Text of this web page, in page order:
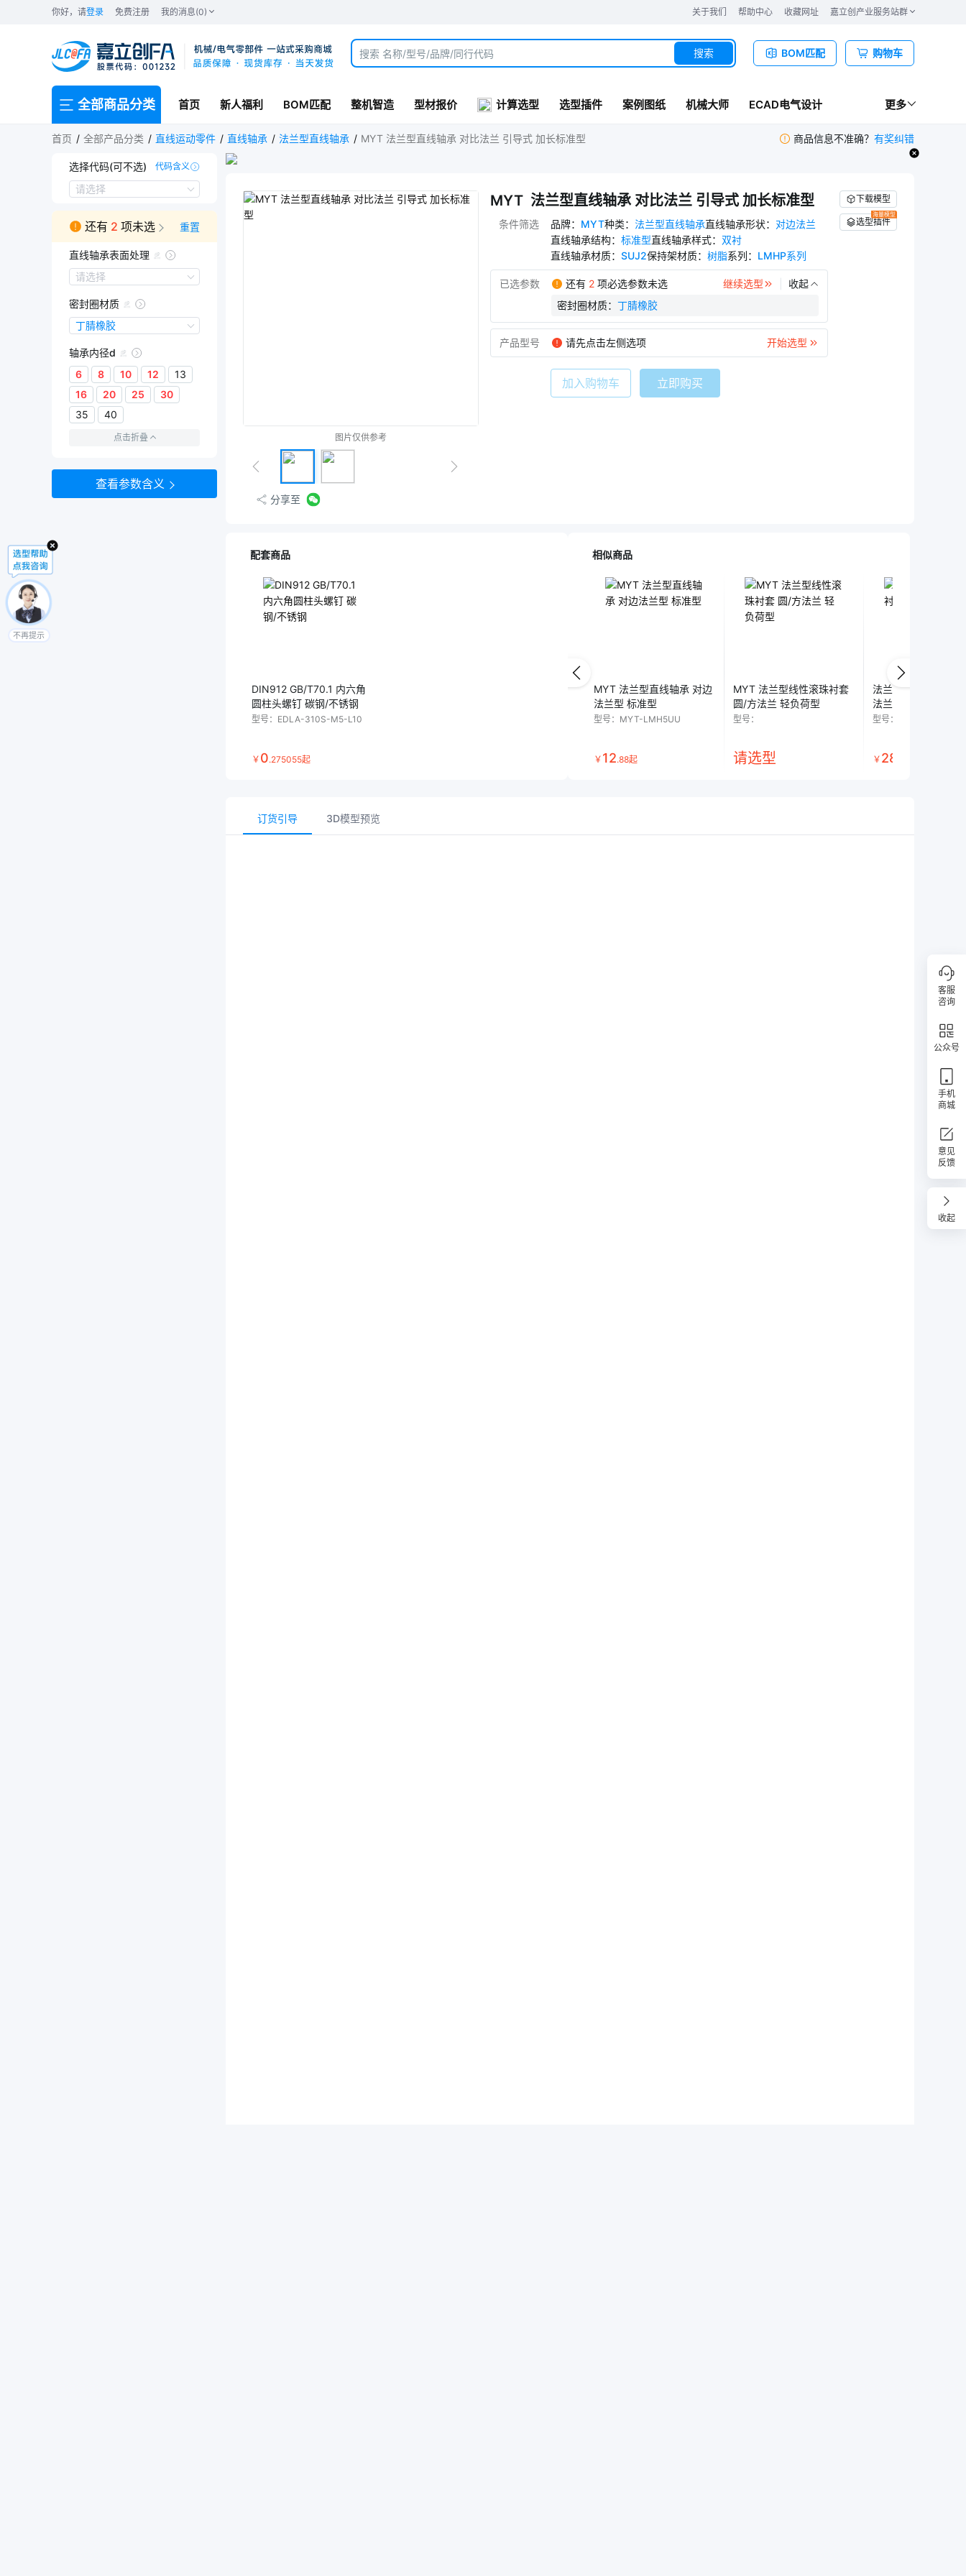
你好，请登录 免费注册 我的消息(0) 关于我们 帮助中心 收藏网址 嘉立创产业服务站群
BOM匹配 购物车
搜索
全部商品分类 首页 新人福利 BOM匹配 整机智造 型材报价 计算选型 选型插件 案例图纸 机械大师 ECAD电气设计 更多
首页 全部产品分类 直线运动零件 直线轴承 法兰型直线轴承 MYT 法兰型直线轴承 对比法兰 引导式 加长标准型 商品信息不准确？ 有奖纠错
选择代码(可不选) 代码含义
MYT-LMHP6LUU MYT-LMHP8LUU MYT-LMHP10LUUMYT-LMHP12LUUMYT-LMHP13LUU MYT-LMHP35LUU
请选择
还有 2 项未选 重置
直线轴承表面处理
直线轴承表面处理
无电解镀镍
请选择
密封圈材质
密封圈材质
丁腈橡胶
轴承内径d
6
8 10 12
13
16
20 25
30
35
40
点击折叠
查看参数含义
图片仅供参考
分享至
MYT  法兰型直线轴承 对比法兰 引导式 加长标准型
条件筛选 品牌： MYT种类： 法兰型直线轴承直线轴承形状： 对边法兰
直线轴承结构： 标准型直线轴承样式： 双衬
直线轴承材质： SUJ2保持架材质： 树脂系列： LMHP系列
已选参数 还有 2 项必选参数未选 继续选型
收起
密封圈材质： 丁腈橡胶
产品型号 请先点击左侧选项 开始选型
加入购物车 立即购买
下载模型
海量模型
选型插件
配套商品
DIN912 GB/T70.1 内六角
圆柱头螺钉 碳钢/不锈钢
型号： EDLA-310S-M5-L10
￥ 0.275055起
相似商品
MYT 法兰型直线轴承 对边
法兰型 标准型
型号： MYT-LMH5UU
￥ 12.88起
MYT 法兰型线性滚珠衬套
圆/方法兰 轻负荷型
型号：
请选型
法兰型直线轴承 双
法兰型
型号：
￥ 28
订货引导 3D模型预览
不再提示
客服
咨询
公众号
手机
商城
意见
反馈
收起